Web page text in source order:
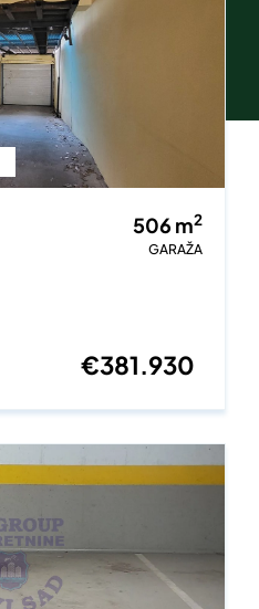
506 m2
GARAŽA
€381.930